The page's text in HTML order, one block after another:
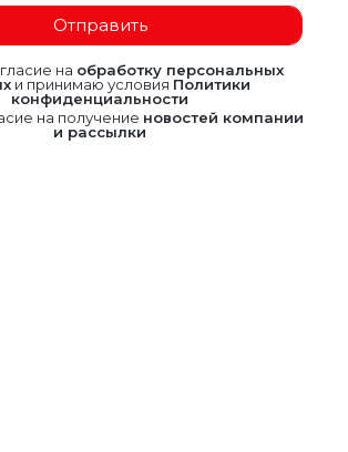
Отправить
на обработку персональных
и принимаю условия Политики
конфиденциальности
на получение новостей компании
и рассылки